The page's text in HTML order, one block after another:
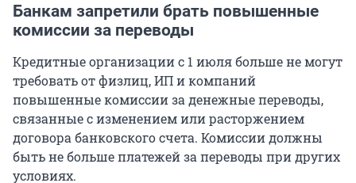
Банкам запретили брать повышенные
комиссии за переводы
Кредитные организации с 1 июля больше не могут
требовать от физлиц, ИП и компаний
повышенные комиссии за денежные переводы,
связанные с изменением или расторжением
договора банковского счета. Комиссии должны
быть не больше платежей за переводы при других
условиях.